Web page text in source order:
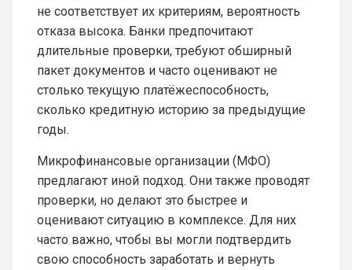
не соответствует их критериям, вероятность
отказа высока. Банки предпочитают
длительные проверки, требуют обширный
пакет документов и часто оценивают не
столько текущую платёжеспособность,
сколько кредитную историю за предыдущие
годы.
Микрофинансовые организации (МФО)
предлагают иной подход. Они также проводят
проверки, но делают это быстрее и
оценивают ситуацию в комплексе. Для них
часто важно, чтобы вы могли подтвердить
свою способность заработать и вернуть